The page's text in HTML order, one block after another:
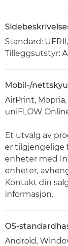
Standard:
Tilleggsutstyr:
Mobil-/
AirPrint,
uniFLOW
Et utvalg av
er tilgjengelige
enheter med
enheter,
Kontakt din
informasjon.
OS-
Android,